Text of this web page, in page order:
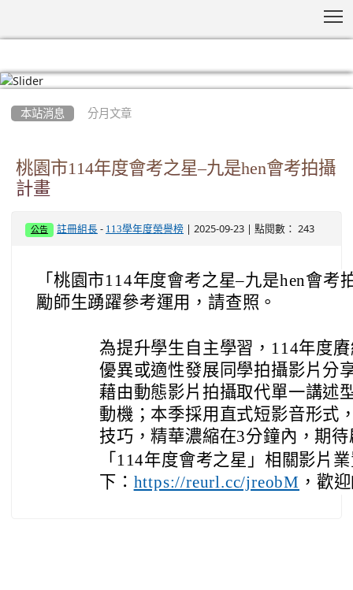
本站消息 分月文章
桃園市114年度會考之星–九是hen會考拍攝
計畫
公告 註冊組長 - 113學年度榮譽榜 | 2025-09-23 | 點閱數： 243
「桃園市114年度會考之星–九是hen會
勵師生踴躍參考運用，請查照。
為提升學生自主學習，114年度
優異或適性發展同學拍攝影片分
藉由動態影片拍攝取代單一講述
動機；本季採用直式短影音形式
技巧，精華濃縮在3分鐘內，期
「114年度會考之星」相關影片
下： https://reurl.cc/jreobM ，歡